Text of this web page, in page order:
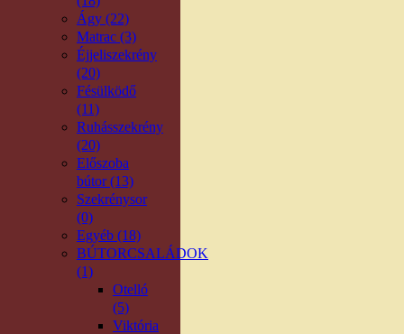
Ágy (22)
Matrac (3)
Éjjeliszekrény
(20)
Fésülködő
(11)
Ruhásszekrény
(20)
Előszoba
bútor (13)
Szekrénysor
(0)
Egyéb (18)
BÚTORCSALÁDOK
(1)
Otelló
(5)
Viktória